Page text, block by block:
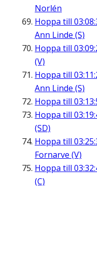
Norlén
Hoppa till
Ann Linde (S)
Hoppa till
(V)
Hoppa till
Ann Linde (S)
Hoppa till
Hoppa till
(SD)
Hoppa till
Fornarve (V)
Hoppa till
(C)